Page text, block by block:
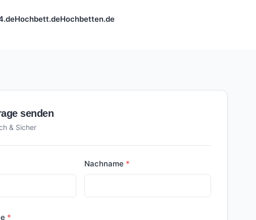
Hochbett.deHochbetten.de
senden
& Sicher
Nachname